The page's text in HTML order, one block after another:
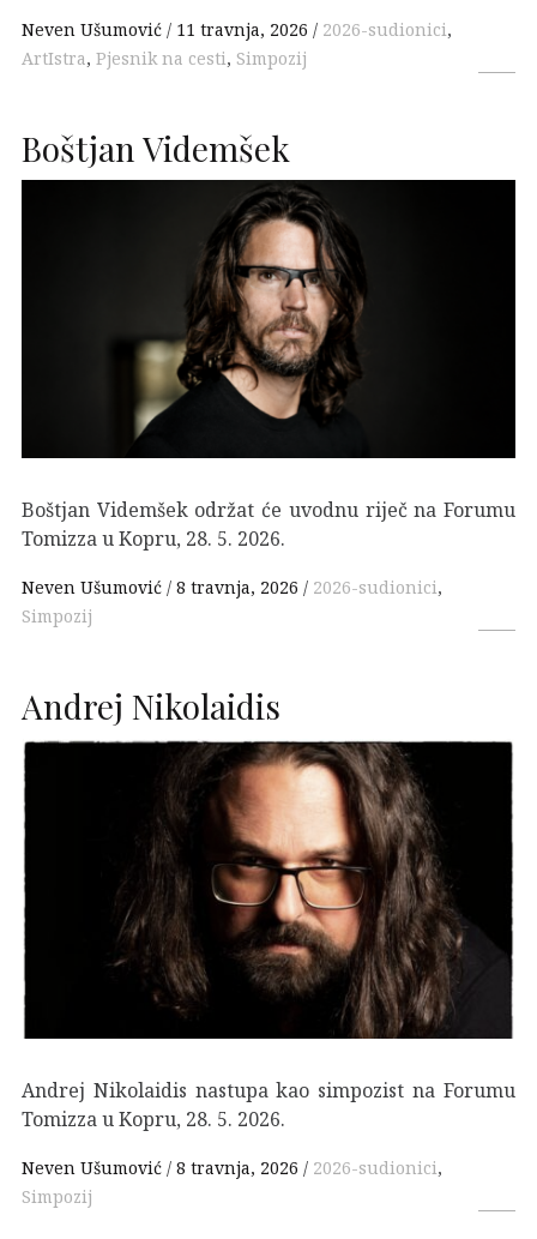
Neven Ušumović 11 travnja, 2026 2026-sudionici,
ArtIstra, Pjesnik na cesti, Simpozij
Boštjan Videmšek
Boštjan Videmšek održat će uvodnu riječ na Forumu
Tomizza u Kopru, 28. 5. 2026.
Neven Ušumović 8 travnja, 2026 2026-sudionici,
Simpozij
Andrej Nikolaidis
Andrej Nikolaidis nastupa kao simpozist na Forumu
Tomizza u Kopru, 28. 5. 2026.
Neven Ušumović 8 travnja, 2026 2026-sudionici,
Simpozij